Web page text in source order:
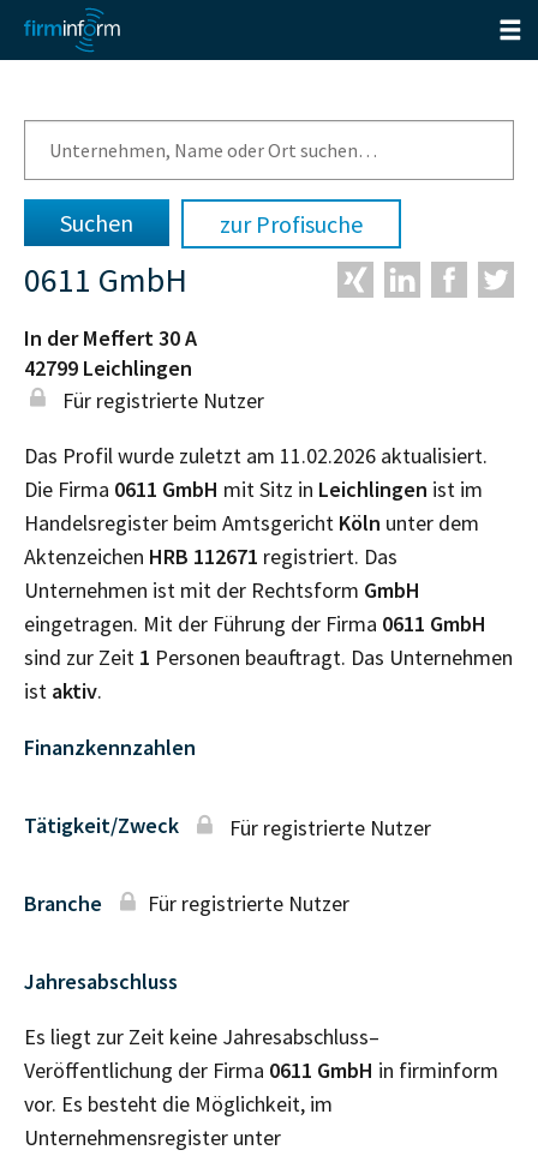
zur Profisuche
0611 GmbH
In der Meffert 30 A
42799 Leichlingen
Für registrierte Nutzer
Das Profil wurde zuletzt am 11.02.2026 aktualisiert.
Die Firma 0611 GmbH mit Sitz in Leichlingen ist im
Handelsregister beim Amtsgericht Köln unter dem
Aktenzeichen HRB 112671 registriert. Das
Unternehmen ist mit der Rechtsform GmbH
eingetragen. Mit der Führung der Firma 0611 GmbH
sind zur Zeit 1 Personen beauftragt. Das Unternehmen
ist aktiv.
Finanzkennzahlen
Tätigkeit/Zweck Für registrierte Nutzer
Branche Für registrierte Nutzer
Jahresabschluss
Es liegt zur Zeit keine Jahresabschluss–
Veröffentlichung der Firma 0611 GmbH in firminform
vor. Es besteht die Möglichkeit, im
Unternehmensregister unter